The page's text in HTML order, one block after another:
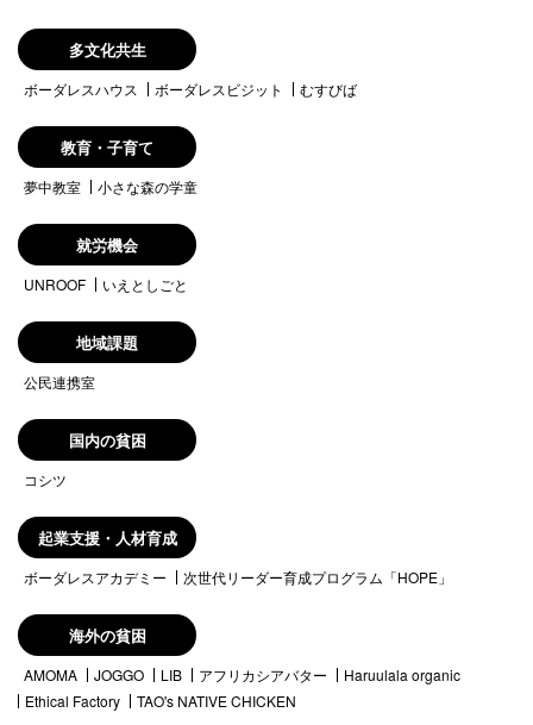
多文化共生
ボーダレスハウス ボーダレスビジット むすびば
教育・子育て
夢中教室 小さな森の学童
就労機会
UNROOF いえとしごと
地域課題
公民連携室
国内の貧困
コシツ
起業支援・人材育成
ボーダレスアカデミー 次世代リーダー育成プログラム「HOPE」
海外の貧困
AMOMA JOGGO LIB アフリカシアバター
Haruulala organic
Ethical Factory
TAO's NATIVE CHICKEN